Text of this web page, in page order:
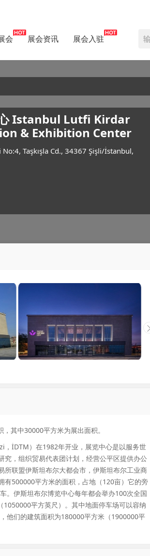
会 展会资讯 展会入驻
Istanbul Lutfi Kirdar
& Exhibition Center
Taşkışla Cd., 34367 Şişli/İstanbul,
其中30000平方米为展出面积。
İDTM）在1982年开业，展览中心是以服务世
，组织贸易代表团计划，经营公平区提供办公
联盟伊斯坦布尔大都会市，伊斯坦布尔工业商
有500000平方米的面积，占地（120亩）它的旁
。伊斯坦布尔博览中心每年都会举办100次全国
平方英尺）。其中地面停车场可以容纳
他们的建筑面积为180000平方米（1900000平